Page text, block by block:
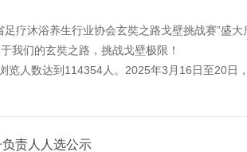
疗沐浴养生行业协会玄奘之路戈壁挑战赛”盛
我们的玄奘之路，挑战戈壁极限！
览人数达到114354人。2025年3月16日至20日
责人人选公示